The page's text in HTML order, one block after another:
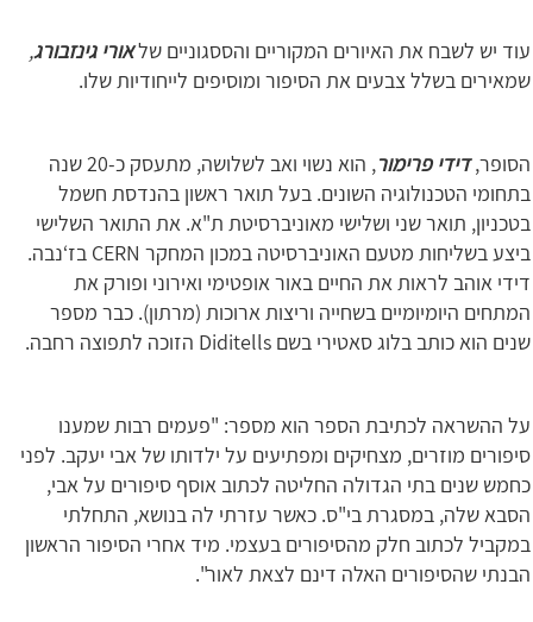
עוד יש לשבח את האיורים המקוריים והססגוניים שלאורי גינזבורג,
שמאירים בשלל צבעים את הסיפור ומוסיפים לייחודיות שלו.
הסופר, דידי פרימור
, הוא נשוי ואב לשלושה, מתעסק כ-20 שנה
בתחומי הטכנולוגיה השונים. בעל תואר ראשון בהנדסת חשמל
בטכניון, תואר שני ושלישי מאוניברסיטת ת"א. את התואר השלישי
ביצע בשליחות מטעם האוניברסיטה במכון המחקר CERN בז‘נבה.
דידי אוהב לראות את החיים באור אופטימי ואירוני ופורק את
המתחים היומיומיים בשחייה וריצות ארוכות (מרתון). כבר מספר
שנים הוא כותב בלוג סאטירי בשם Diditells הזוכה לתפוצה רחבה.
על ההשראה לכתיבת הספר הוא מספר: "פעמים רבות שמענו
סיפורים מוזרים, מצחיקים ומפתיעים על ילדותו של אבי יעקב. לפני
כחמש שנים בתי הגדולה החליטה לכתוב אוסף סיפורים על אבי,
הסבא שלה, במסגרת בי"ס. כאשר עזרתי לה בנושא, התחלתי
במקביל לכתוב חלק מהסיפורים בעצמי. מיד אחרי הסיפור הראשון
הבנתי שהסיפורים האלה דינם לצאת לאור".